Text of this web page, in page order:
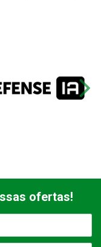
ofertas!